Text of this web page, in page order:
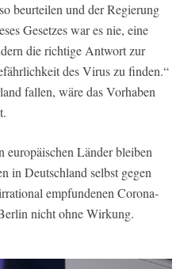
beurteilen und der Regierung
Gesetzes war es nie, eine
die richtige Antwort zur
des Virus zu finden.“
fallen, wäre das Vorhaben
europäischen Länder bleiben
in Deutschland selbst gegen
empfundenen Corona-
nicht ohne Wirkung.